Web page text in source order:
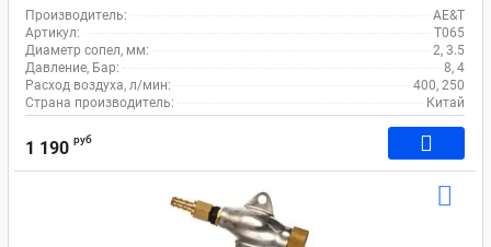
Производитель:
AE&T
Артикул:
T065
Диаметр сопел, мм:
2, 3.5
Давление, Бар:
8, 4
Расход воздуха, л/мин:
400, 250
Страна производитель:
Китай
1 190 руб